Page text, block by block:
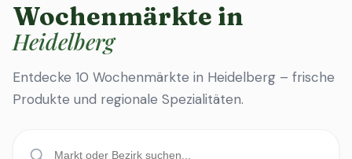
Wochenmärkte in
Heidelberg
Entdecke 10 Wochenmärkte in Heidelberg – frische
Produkte und regionale Spezialitäten.